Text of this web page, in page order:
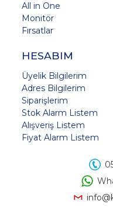
All in One
Monitör
Fırsatlar
HESABIM
Üyelik Bilgilerim
Adres Bilgilerim
Siparişlerim
Stok Alarm Listem
Alışveriş Listem
Fiyat Alarm Listem